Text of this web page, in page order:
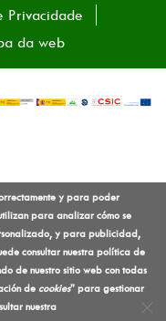
Privacidade
da web
y para poder
para analizar cómo se
y para publicidad,
consultar nuestra política de
de nuestro sitio web con todas
de cookies” para gestionar
nuestra